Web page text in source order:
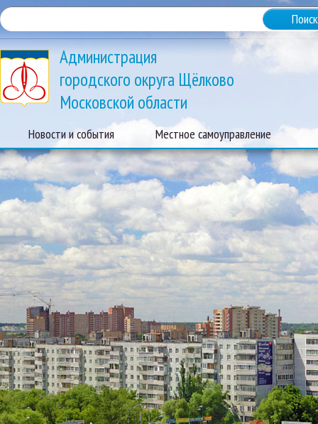
Администрация
городского округа Щёлково
Московской области
Новости и события Местное самоуправление